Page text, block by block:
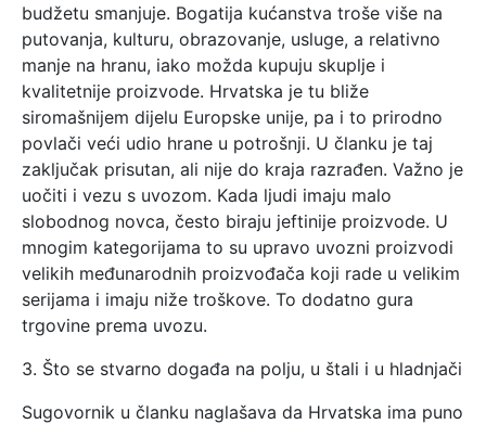
budžetu smanjuje. Bogatija kućanstva troše više na
putovanja, kulturu, obrazovanje, usluge, a relativno
manje na hranu, iako možda kupuju skuplje i
kvalitetnije proizvode. Hrvatska je tu bliže
siromašnijem dijelu Europske unije, pa i to prirodno
povlači veći udio hrane u potrošnji. U članku je taj
zaključak prisutan, ali nije do kraja razrađen. Važno je
uočiti i vezu s uvozom. Kada ljudi imaju malo
slobodnog novca, često biraju jeftinije proizvode. U
mnogim kategorijama to su upravo uvozni proizvodi
velikih međunarodnih proizvođača koji rade u velikim
serijama i imaju niže troškove. To dodatno gura
trgovine prema uvozu.
3. Što se stvarno događa na polju, u štali i u hladnjači
Sugovornik u članku naglašava da Hrvatska ima puno